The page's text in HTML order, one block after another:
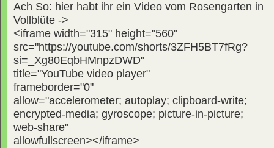
Ach So: hier habt ihr ein Video vom Rosengarten in
Vollblüte ->
<iframe width="315" height="560"
src="https://youtube.com/shorts/3ZFH5BT7fRg?
si=_Xg80EqbHMnpzDWD"
title="YouTube video player"
frameborder="0"
allow="accelerometer; autoplay; clipboard-write;
encrypted-media; gyroscope; picture-in-picture;
web-share"
allowfullscreen></iframe>